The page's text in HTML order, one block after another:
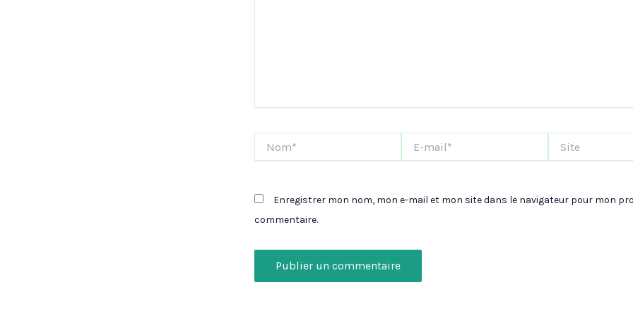
mail*
Enregistrer mon nom, mon e-mail et mon site dans le navigateur pour mon
commentaire.